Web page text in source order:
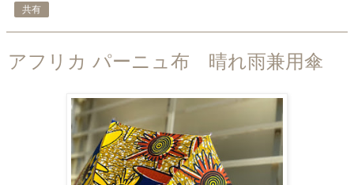
共有
アフリカ パーニュ布 晴れ雨兼用傘